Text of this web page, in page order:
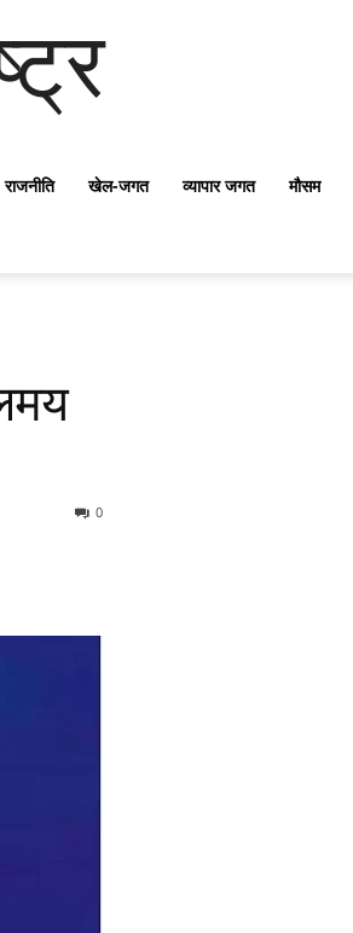
राजनीति खेल-जगत व्यापार जगत मौसम
0